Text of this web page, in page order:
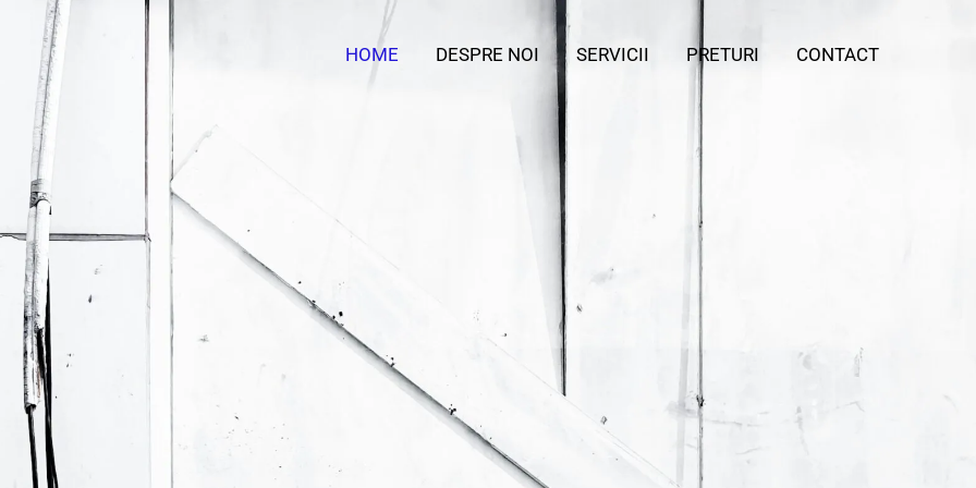
HOME DESPRE NOI SERVICII PRETURI CONTACT